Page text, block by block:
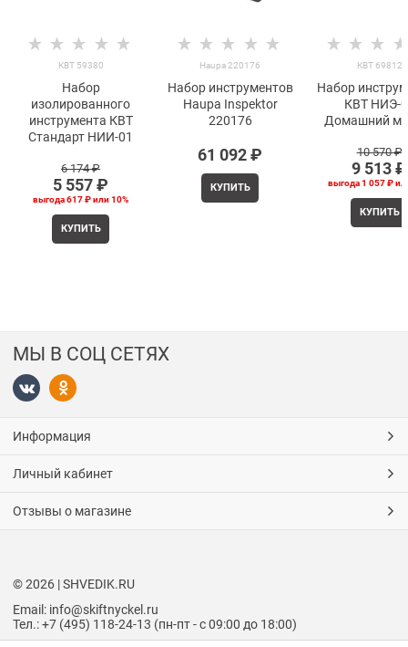
КВТ 59380
Набор
изолированного
инструмента КВТ
Стандарт НИИ-01
6 174 ₽
5 557 ₽
выгода617 ₽или10%
КУПИТЬ
Haupa 220176
Набор инструментов
Haupa Inspektor
220176
61 092 ₽
КУПИТЬ
КВТ 69812
Набор
КВТ НИЭ-
Домашний
10 570 ₽
9 513 ₽
выгода1 057 ₽
КУПИТЬ
МЫ В СОЦ СЕТЯХ
Информация
Личный кабинет
Отзывы о магазине
© 2026 | SHVEDIK.RU
Email: info@skiftnyckel.ru
Тел.: +7 (495) 118-24-13 (пн-пт - с 09:00 до 18:00)